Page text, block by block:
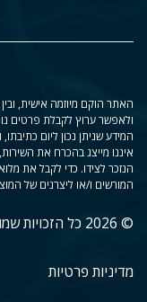
האתר הוקם מיוזמה אישית,
ולאפשר ערוץ לקבלת פרטים
המידע שניתן נכון ליום
איננו מייצג בהכרח את
הנזכר לצידו. כדי לקבל את
המורשים ו/או ליצרנים של
© 2026 כל הזכויות שמורות למדיקל ליין
מדיניות פרטיות